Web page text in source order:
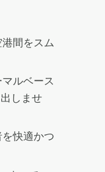
間をスム
ルベース
しませ
快適かつ